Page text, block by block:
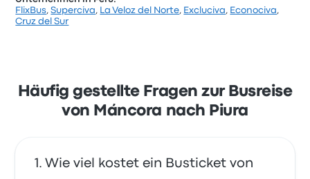
Basierend auf 633 Bewertungen wurde das
Reise beginnen bei 32 €
FlixBus,Superciva, La Veloz del Norte, Excluciva, Econociva,
Cruz del Sur
Häufig gestellte Fragen zur Busreise
von Máncora nach Piura
Wie viel kostet ein Busticket von